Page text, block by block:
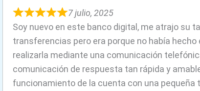
7 julio, 2025
Soy nuevo en este banco digital, me atrajo su
transferencias pero era porque no había
realizarla mediante una comunicación
comunicación de respuesta tan rápida y
funcionamiento de la cuenta con una